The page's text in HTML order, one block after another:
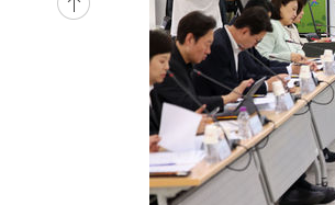
-16171초 전 >
[속보]이 대통령 "부동산 공급
이란, "오만과 '중앙 단일 루
"낮 기온 소폭 하락"…수도권 폭
[속보]이 대통령, '호우피해' 안
[단독]중수청 지원 검사들, 정원
낮 최고 37도 찜통더위…곳곳
SK하이닉스, 용인·청주 팹에